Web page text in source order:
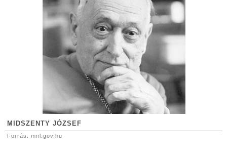
MIDSZENTY JÓZSEF
Forrás: mnl.gov.hu